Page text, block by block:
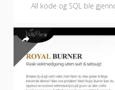
All kode og SQL ble